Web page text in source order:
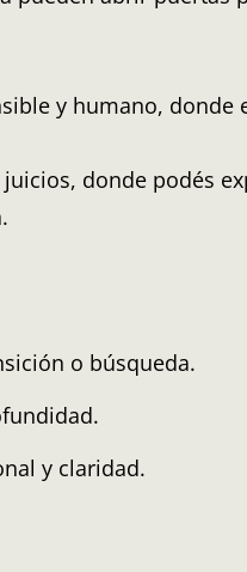
y humano, donde
donde podés
o búsqueda.
y claridad.